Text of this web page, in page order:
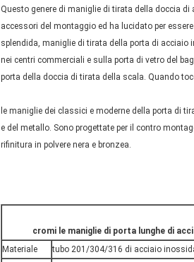
Questo genere di maniglie di tirata della doccia
accessori del montaggio ed ha lucidato per
splendida, maniglie di tirata della porta di
nei centri commerciali e sulla porta di vetro del
porta della doccia di tirata della scala. Quando
le maniglie dei classici e moderne della porta di
e del metallo. Sono progettate per il contro
rifinitura in polvere nera e bronzea.
cromi le maniglie di porta lunghe di
Materiale
tubo 201/304/316 di acciaio